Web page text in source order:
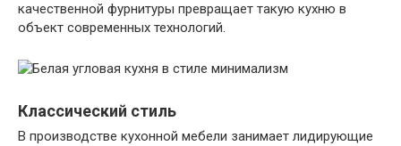
качественной фурнитуры превращает такую кухню в
объект современных технологий.
Классический стиль
В производстве кухонной мебели занимает лидирующие